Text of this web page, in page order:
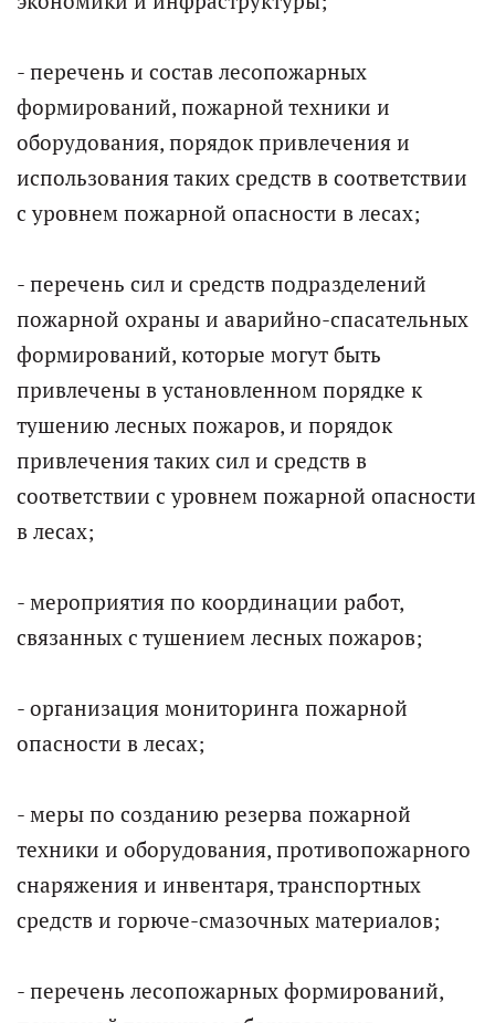
- перечень и состав лесопожарных
формирований, пожарной техники и
оборудования, порядок привлечения и
использования таких средств в соответствии
с уровнем пожарной опасности в лесах;
- перечень сил и средств подразделений
пожарной охраны и аварийно-спасательных
формирований, которые могут быть
привлечены в установленном порядке к
тушению лесных пожаров, и порядок
привлечения таких сил и средств в
соответствии с уровнем пожарной опасности
в лесах;
- мероприятия по координации работ,
связанных с тушением лесных пожаров;
- организация мониторинга пожарной
опасности в лесах;
- меры по созданию резерва пожарной
техники и оборудования, противопожарного
снаряжения и инвентаря, транспортных
средств и горюче-смазочных материалов;
- перечень лесопожарных формирований,